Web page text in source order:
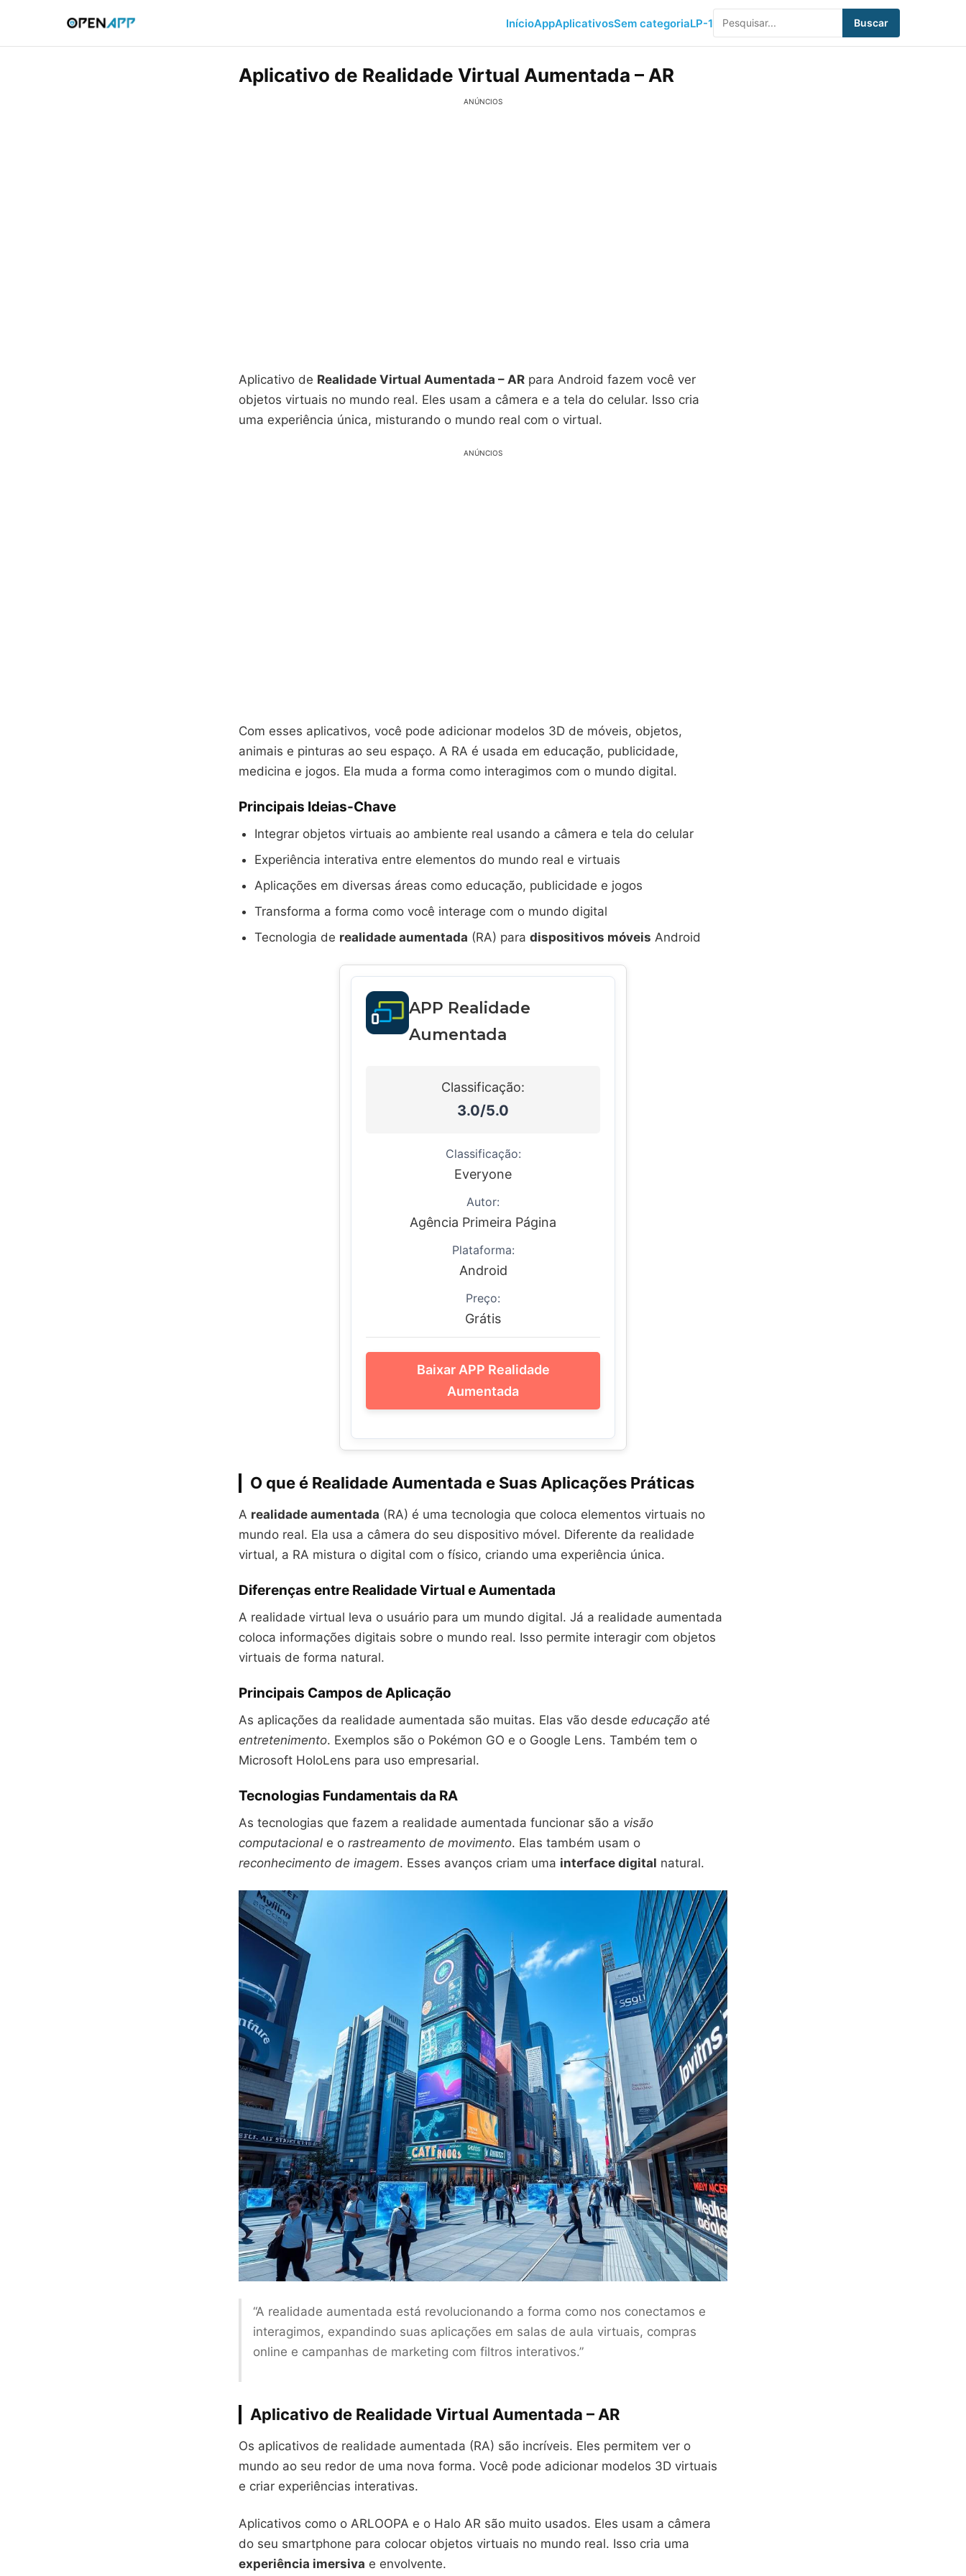
InícioAppAplicativosSem categoriaLP-1 Buscar
Aplicativo de Realidade Virtual Aumentada – AR
ANÚNCIOS
Aplicativo de Realidade Virtual Aumentada – AR para Android fazem você ver
objetos virtuais no mundo real. Eles usam a câmera e a tela do celular. Isso cria
uma experiência única, misturando o mundo real com o virtual.
ANÚNCIOS
Com esses aplicativos, você pode adicionar modelos 3D de móveis, objetos,
animais e pinturas ao seu espaço. A RA é usada em educação, publicidade,
medicina e jogos. Ela muda a forma como interagimos com o mundo digital.
Principais Ideias-Chave
Integrar objetos virtuais ao ambiente real usando a câmera e tela do celular
Experiência interativa entre elementos do mundo real e virtuais
Aplicações em diversas áreas como educação, publicidade e jogos
Transforma a forma como você interage com o mundo digital
Tecnologia de realidade aumentada (RA) para dispositivos móveis Android
APP Realidade
Aumentada
Classificação:
3.0/5.0
Classificação:
Everyone
Autor:
Agência Primeira Página
Plataforma:
Android
Preço:
Grátis
Baixar APP Realidade
Aumentada
O que é Realidade Aumentada e Suas Aplicações Práticas
A realidade aumentada (RA) é uma tecnologia que coloca elementos virtuais no
mundo real. Ela usa a câmera do seu dispositivo móvel. Diferente da realidade
virtual, a RA mistura o digital com o físico, criando uma experiência única.
Diferenças entre Realidade Virtual e Aumentada
A realidade virtual leva o usuário para um mundo digital. Já a realidade aumentada
coloca informações digitais sobre o mundo real. Isso permite interagir com objetos
virtuais de forma natural.
Principais Campos de Aplicação
As aplicações da realidade aumentada são muitas. Elas vão desde educação até
entretenimento. Exemplos são o Pokémon GO e o Google Lens. Também tem o
Microsoft HoloLens para uso empresarial.
Tecnologias Fundamentais da RA
As tecnologias que fazem a realidade aumentada funcionar são a visão
computacional e o rastreamento de movimento. Elas também usam o
reconhecimento de imagem. Esses avanços criam uma interface digital natural.
“A realidade aumentada está revolucionando a forma como nos conectamos e
interagimos, expandindo suas aplicações em salas de aula virtuais, compras
online e campanhas de marketing com filtros interativos.”
Aplicativo de Realidade Virtual Aumentada – AR
Os aplicativos de realidade aumentada (RA) são incríveis. Eles permitem ver o
mundo ao seu redor de uma nova forma. Você pode adicionar modelos 3D virtuais
e criar experiências interativas.
Aplicativos como o ARLOOPA e o Halo AR são muito usados. Eles usam a câmera
do seu smartphone para colocar objetos virtuais no mundo real. Isso cria uma
experiência imersiva e envolvente.